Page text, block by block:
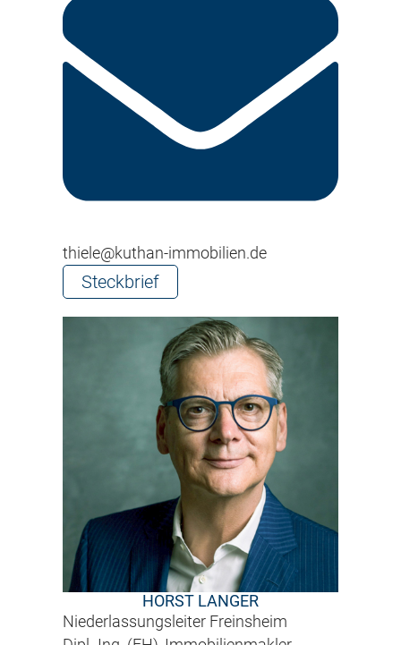
thiele@kuthan-immobilien.de
Steckbrief
HORST LANGER
Niederlassungsleiter Freinsheim